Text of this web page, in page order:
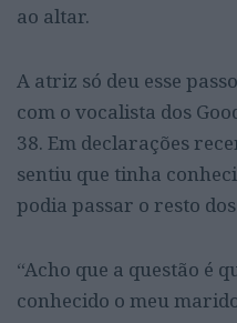
ao altar.
A atriz só deu esse
com o vocalista dos
38. Em declarações
sentiu que tinha
podia passar o resto
“Acho que a questão é
conhecido o meu